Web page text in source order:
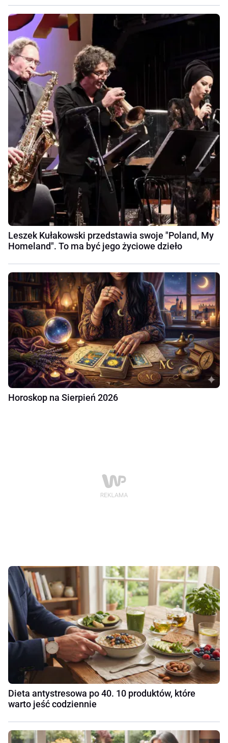
Leszek Kułakowski przedstawia swoje "Poland, My
Homeland". To ma być jego życiowe dzieło
Horoskop na Sierpień 2026
Dieta antystresowa po 40. 10 produktów, które
warto jeść codziennie